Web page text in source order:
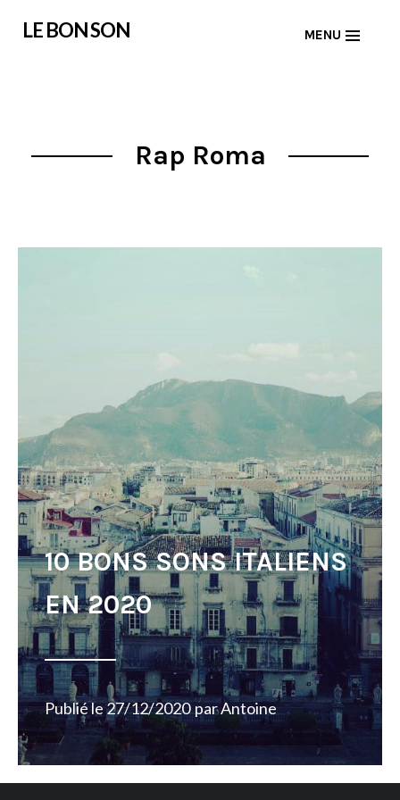
LE BON SON MENU
Rap Roma
10 BONS SONS ITALIENS
EN 2020
Publié le27/12/2020 parAntoine